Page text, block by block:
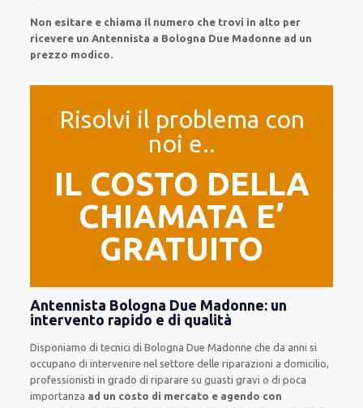
Non esitare e chiama il numero che trovi in alto per
ricevere un Antennista a Bologna Due Madonne ad un
prezzo modico.
Risolvi il problema con
noi e..
IL COSTO DELLA
CHIAMATA E’
GRATUITO
Antennista Bologna Due Madonne: un
intervento rapido e di qualità
Disponiamo ditecnici di Bologna Due Madonne che da anni si
occupano di intervenirenel settore delle riparazioni a domicilio,
professionistiin grado di riparare su guasti gravi o di poca
importanza ad un costo di mercato e agendo con